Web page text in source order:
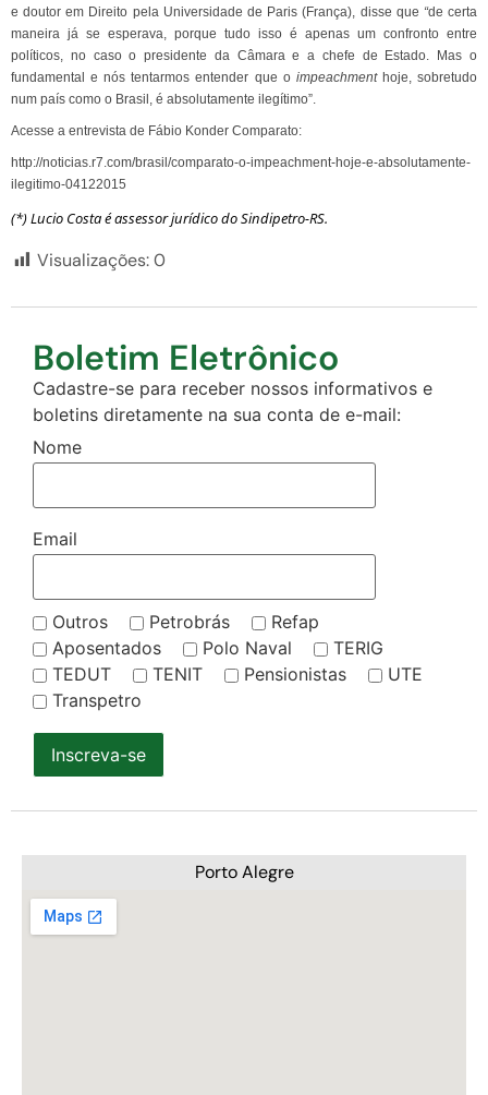
e doutor em Direito pela Universidade de Paris (França), disse que “de certa
maneira já se esperava, porque tudo isso é apenas um confronto entre
políticos, no caso o presidente da Câmara e a chefe de Estado. Mas o
fundamental e nós tentarmos entender que o impeachment hoje, sobretudo
num país como o Brasil, é absolutamente ilegítimo”.
Acesse a entrevista de Fábio Konder Comparato:
http://noticias.r7.com/brasil/comparato-o-impeachment-hoje-e-absolutamente-
ilegitimo-04122015
(*) Lucio Costa é assessor jurídico do Sindipetro-RS.
Visualizações:0
Boletim Eletrônico
Cadastre-se para receber nossos informativos e
boletins diretamente na sua conta de e-mail:
Nome
Email
Outros Petrobrás
Refap
Aposentados
Polo Naval
TERIG
TEDUT
TENIT Pensionistas
UTE
Transpetro
Inscreva-se
Porto Alegre